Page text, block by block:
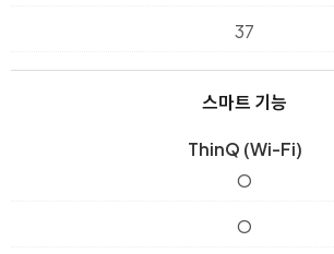
37
스마트 기능
ThinQ (Wi-Fi)
O
O